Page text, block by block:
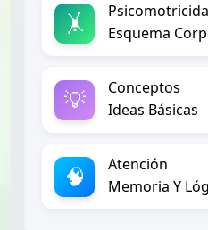
🤸
Esquema
💡
Conceptos
Ideas Básicas
🧠
Atención
Memoria Y